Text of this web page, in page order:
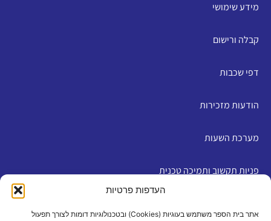
העדפות פרטיות
אתר בית הספר משתמש בעוגיות (Cookies) ובטכנולוגיות דומות לצורך תפעול
מידע שימושי
קבלה ורישום
דפי שכבות
הודעות מזכירות
מערכת השעות
פניות תקשוב ותמיכה טכנית